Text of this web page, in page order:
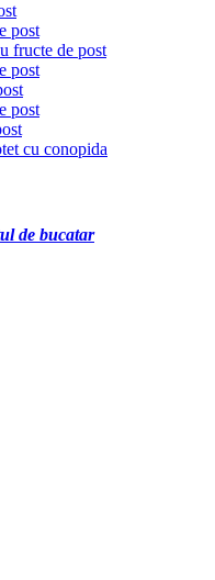
post
fructe de post
post
post
cu conopida
de bucatar